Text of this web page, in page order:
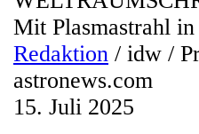
Mit Plasmastrahl
Redaktion / idw /
astronews.com
15. Juli 2025